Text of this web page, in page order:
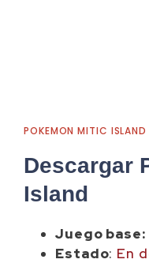
POKEMON MITIC
Descargar
Island
Juego base:
Estado: En